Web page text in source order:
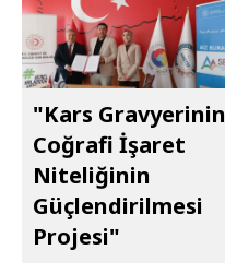
"Kars Gravyerinin
Coğrafi İşaret
Niteliğinin
Güçlendirilmesi
Projesi"